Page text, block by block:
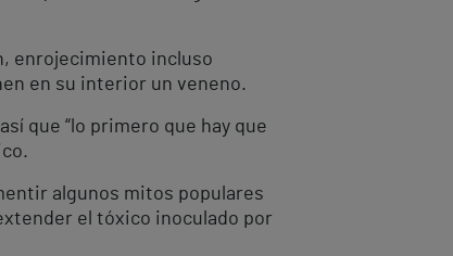
enrojecimiento incluso
en su interior un veneno.
que “lo primero que hay que
algunos mitos populares
el tóxico inoculado por